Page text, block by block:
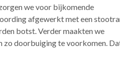
we voor bijkomende
afgewerkt met een
botst. Verder maakten we
zo doorbuiging te voorkomen.